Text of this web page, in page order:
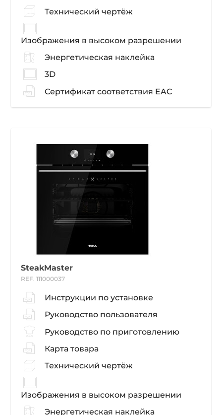
Технический чертёж
Изображения в высоком разрешении
Энергетическая наклейка
3D
Сертификат соответствия EAC
SteakMaster
REF. 111000037
Инструкции по установке
Руководство пользователя
Руководство по приготовлению
Карта товара
Технический чертёж
Изображения в высоком разрешении
Энергетическая наклейка